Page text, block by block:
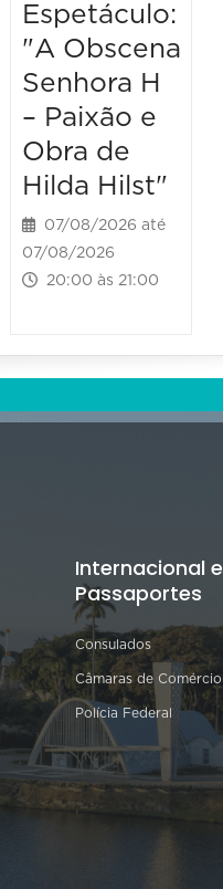
Espetáculo:
"A Obscena
Senhora H
– Paixão e
Obra de
Hilda Hilst"
07/08/2026 até
07/08/2026
20:00 às 21:00
Internacional e
Passaportes
Consulados
Câmaras de Comércio
Polícia Federal